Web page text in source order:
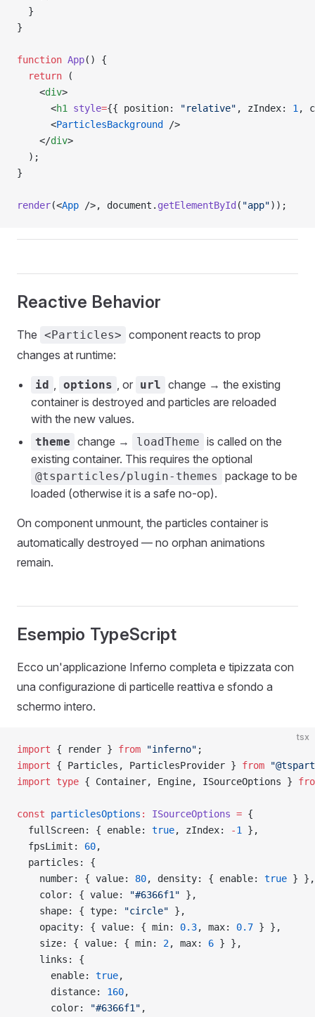
  }
}
function App() {
  return
(
    <
div>
      <
h1 style={{ position: "relative" , zIndex: 1 ,
      <
ParticlesBackground
/>
    </
div>
  );
}
render(<App />, document. getElementById ( "app"));
Reactive Behavior
The <Particles> component reacts to prop
changes at runtime:
id options , or url change → the existing
container is destroyed and particles are reloaded
with the new values.
theme change → loadTheme is called on the
existing container. This requires the optional
@tsparticles/plugin-themes
package to be
loaded (otherwise it is a safe no-op).
On component unmount, the particles container is
automatically destroyed — no orphan animations
remain.
Esempio TypeScript
Ecco un'applicazione Inferno completa e tipizzata con
una configurazione di particelle reattiva e sfondo a
schermo intero.
tsx
import { render } from "inferno" ;
import { Particles, ParticlesProvider } from
import type { Container, Engine, ISourceOptions }
const particlesOptions : ISourceOptions = {
  fullScreen: { enable:
true, zIndex: -1
},
  fpsLimit:
60,
  particles: {
    number: { value:
80, density: { enable: true } },
    color: { value:
"#6366f1" },
    shape: { type:
"circle" },
    opacity: { value: { min:
0.3, max: 0.7 } },
    size: { value: { min:
2, max: 6 } },
    links: {
      enable:
true,
      distance:
160,
      color:
"#6366f1" ,